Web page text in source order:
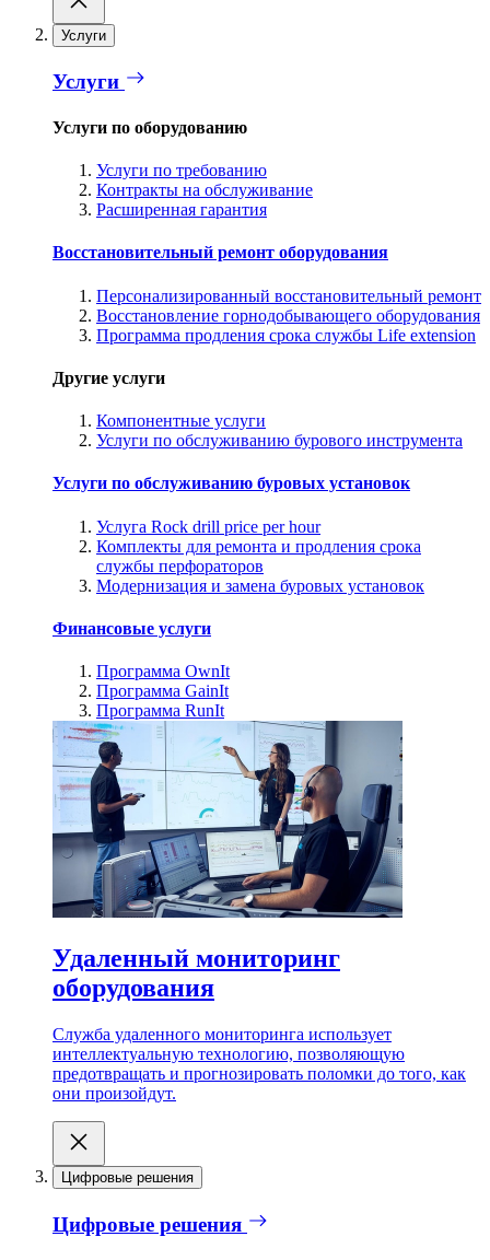
Услуги
Услуги
Услуги по оборудованию
Услуги по требованию
Контракты на обслуживание
Расширенная гарантия
Восстановительный ремонт оборудования
Персонализированный восстановительный ремонт
Восстановление горнодобывающего оборудования
Программа продления срока службы Life extension
Другие услуги
Компонентные услуги
Услуги по обслуживанию бурового инструмента
Услуги по обслуживанию буровых установок
Услуга Rock drill price per hour
Комплекты для ремонта и продления срока
службы перфораторов
Модернизация и замена буровых установок
Финансовые услуги
Программа OwnIt
Программа GainIt
Программа RunIt
Удаленный мониторинг
оборудования
Служба удаленного мониторинга использует
интеллектуальную технологию, позволяющую
предотвращать и прогнозировать поломки до того, как
они произойдут.
Цифровые решения
Цифровые решения